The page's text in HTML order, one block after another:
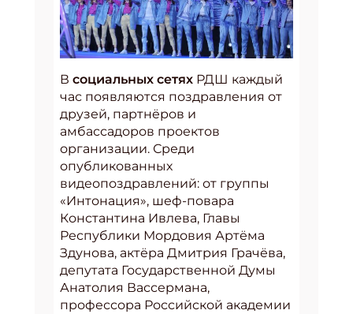
В социальных сетях РДШ каждый
час появляются поздравления от
друзей, партнёров и
амбассадоров проектов
организации. Среди
опубликованных
видеопоздравлений: от группы
«Интонация», шеф-повара
Константина Ивлева, Главы
Республики Мордовия Артёма
Здунова, актёра Дмитрия Грачёва,
депутата Государственной Думы
Анатолия Вассермана,
профессора Российской академии